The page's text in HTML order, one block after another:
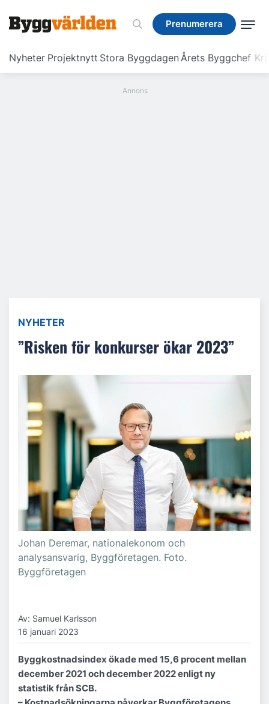
Prenumerera
Nyheter Projektnytt Stora ByggdagenÅrets Byggchef
Prenumerera
NYHETER
”Risken för konkurser ökar 2023”
Johan Deremar, nationalekonom och
analysansvarig, Byggföretagen. Foto.
Byggföretagen
Av: Samuel Karlsson
16 januari 2023
Byggkostnadsindex ökade med 15,6 procent mellan
december 2021 och december 2022 enligt ny
statistik från SCB.